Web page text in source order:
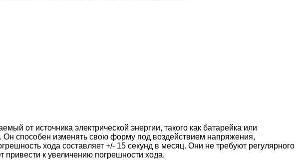
от источника электрической энергии, такого как батарейка или
Он способен изменять свою форму под воздействием напряжения,
хода составляет +/- 15 секунд в месяц. Они не требуют регулярного
привести к увеличению погрешности хода.